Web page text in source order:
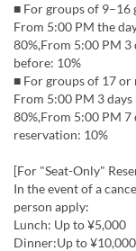
■ For groups of 9–16
From 5:00 PM the
80%,From 5:00 PM 3
before: 10%
■ For groups of 17 or
From 5:00 PM 3
80%,From 5:00 PM
reservation: 10%
[For "Seat-Only"
In the event of a
person apply:
Lunch: Up to ¥5,000
Dinner:Up to ¥10,000